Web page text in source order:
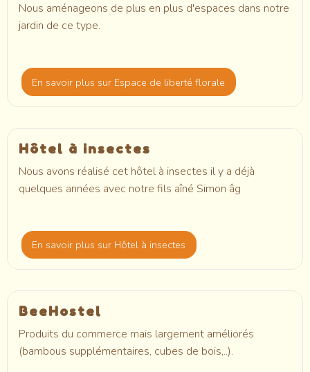
Nous aménageons de plus en plus d'espaces dans notre
jardin de ce type.
En savoir plussur Espace de liberté florale
Hôtel à insectes
Nous avons réalisé cet hôtel à insectes il y a déjà
quelques années avec notre fils aîné Simon âg
En savoir plussur Hôtel à insectes
BeeHostel
Produits du commerce mais largement améliorés
(bambous supplémentaires, cubes de bois,..).